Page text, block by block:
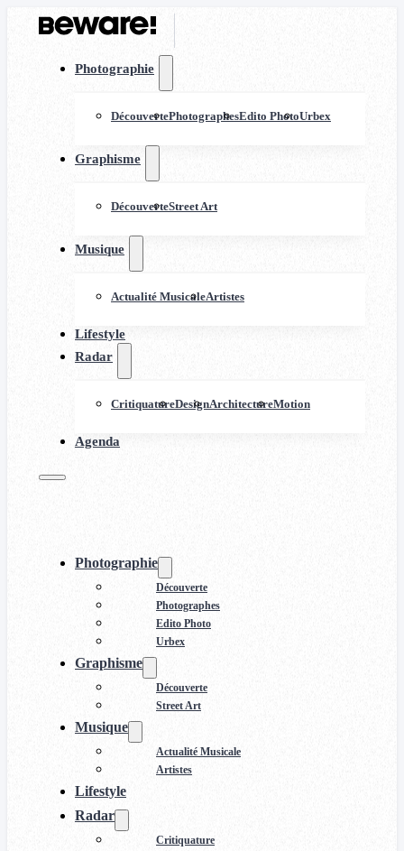
Photographie
DécouvertePhotographesEdito PhotoUrbex
Graphisme
DécouverteStreet Art
Musique
Actualité MusicaleArtistes
Lifestyle
Radar
CritiquatureDesignArchitectureMotion
Agenda
Photographie
Découverte
Photographes
Edito Photo
Urbex
Graphisme
Découverte
Street Art
Musique
Actualité Musicale
Artistes
Lifestyle
Radar
Critiquature